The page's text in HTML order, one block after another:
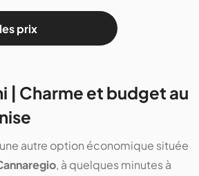
prix
| Charme et budget au
autre option économique située
, à quelques minutes à